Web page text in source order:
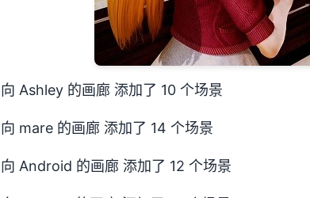
向 Ashley 的画廊 添加了 10 个场景
向 mare 的画廊 添加了 14 个场景
向 Android 的画廊 添加了 12 个场景